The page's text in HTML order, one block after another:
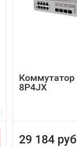
Коммутатор
8P4JX
29 184